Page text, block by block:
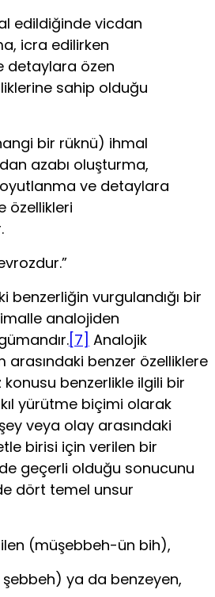
edildiğinde vicdan
icra edilir­ken
detaylara özen
sahip olduğu
bir rüknü) ihmal
azabı oluşturma,
ve detaylara
özellikleri
benzerliğin vurgulandığı bir
analojiden
[7] Analojik
arasındaki benzer özel­liklere
benzerlikle ilgili bir
yürütme biçimi olarak
veya olay arasındaki
birisi için verilen bir
geçerli olduğu sonucunu
dört temel unsur
(müşebbeh-ün bih),
ya da benzeyen,